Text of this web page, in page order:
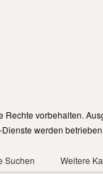
Rechte vorbehalten.
werden
Suchen Weitere